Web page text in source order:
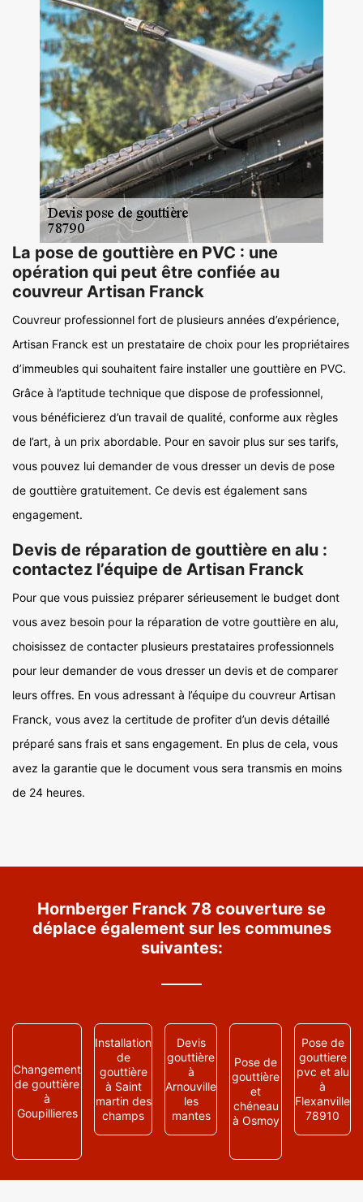
La pose de gouttière en PVC : une
opération qui peut être confiée au
couvreur Artisan Franck
Couvreur professionnel fort de plusieurs années d’expérience,
Artisan Franck est un prestataire de choix pour les propriétaires
d’immeubles qui souhaitent faire installer une gouttière en PVC.
Grâce à l’aptitude technique que dispose de professionnel,
vous bénéficierez d’un travail de qualité, conforme aux règles
de l’art, à un prix abordable. Pour en savoir plus sur ses tarifs,
vous pouvez lui demander de vous dresser un devis de pose
de gouttière gratuitement. Ce devis est également sans
engagement.
Devis de réparation de gouttière en alu :
contactez l’équipe de Artisan Franck
Pour que vous puissiez préparer sérieusement le budget dont
vous avez besoin pour la réparation de votre gouttière en alu,
choisissez de contacter plusieurs prestataires professionnels
pour leur demander de vous dresser un devis et de comparer
leurs offres. En vous adressant à l’équipe du couvreur Artisan
Franck, vous avez la certitude de profiter d’un devis détaillé
préparé sans frais et sans engagement. En plus de cela, vous
avez la garantie que le document vous sera transmis en moins
de 24 heures.
Hornberger Franck 78 couverture se
déplace également sur les communes
suivantes:
Changement
de gouttière
à
Goupillieres
Installation
de
gouttière
à Saint
martin des
champs
Devis
gouttière
à
Arnouville
les
mantes
Pose de
gouttière
et
chéneau
à Osmoy
Pose de
gouttiere
pvc et alu
à
Flexanville
78910